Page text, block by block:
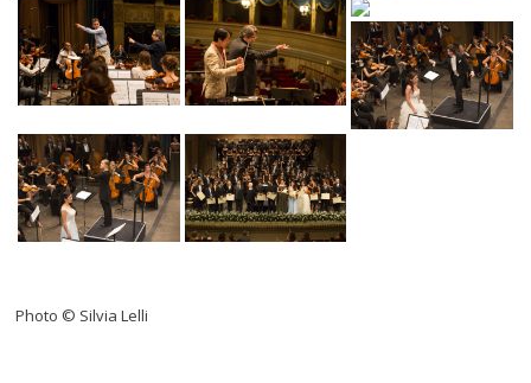
Photo © Silvia Lelli